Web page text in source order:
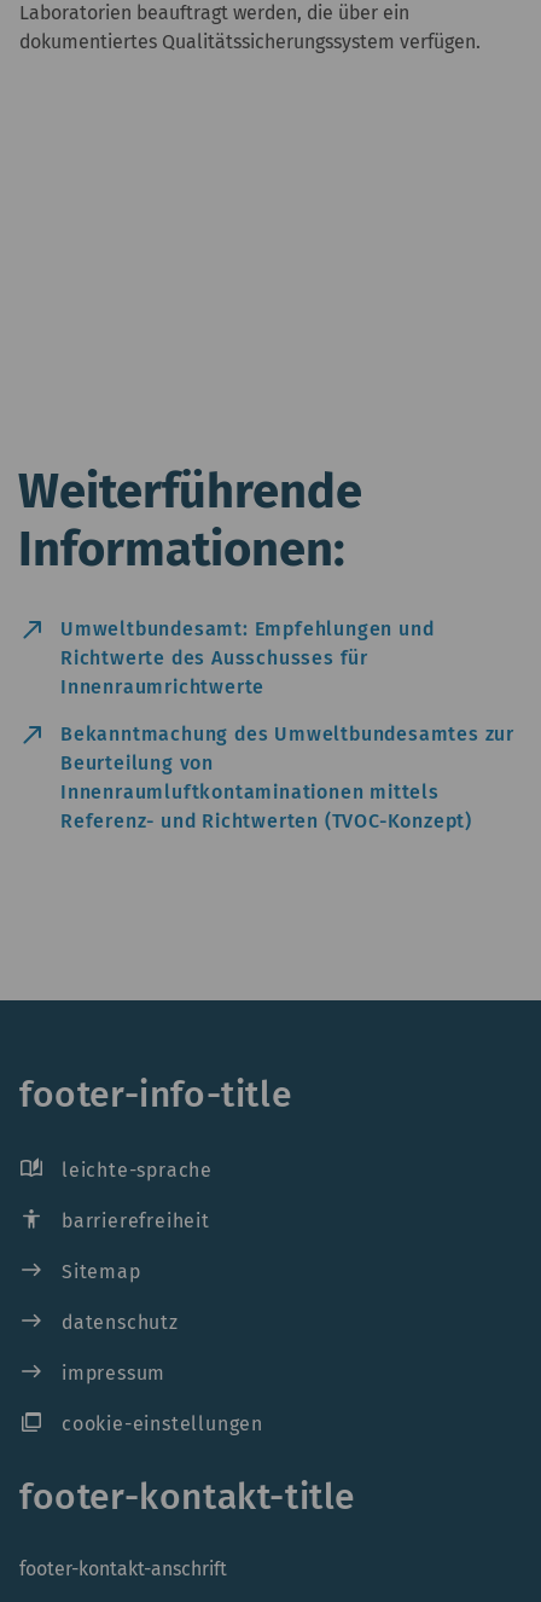
Laboratorien beauftragt werden, die über ein
dokumentiertes Qualitätssicherungssystem verfügen.
Weiterführende
Informationen:
north_east
Umweltbundesamt: Empfehlungen und
Richtwerte des Ausschusses für
Innenraumrichtwerte
north_east
Bekanntmachung des Umweltbundesamtes zur
Beurteilung von
Innenraumluftkontaminationen mittels
Referenz- und Richtwerten (TVOC-Konzept)
footer-info-title
auto_stories leichte-sprache
accessibility barrierefreiheit
east Sitemap
east datenschutz
east impressum
ad_group cookie-einstellungen
footer-kontakt-title
footer-kontakt-anschrift